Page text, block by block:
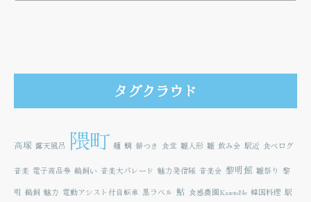
タグクラウド
高塚 露天風呂 隈町 麺 鯛 餅つき 食堂 雛人形 雛 飲み会 駅近 食べログ
音楽 電子商品券 鵜飼い 音楽大パレード 魅力発信隊 音楽会 黎明館 雛祭り 黎
明 鵜飼 魅力 電動アシスト付自転車 黒ラベル 鮎 食感農園KazetoNe 韓国料理 駅